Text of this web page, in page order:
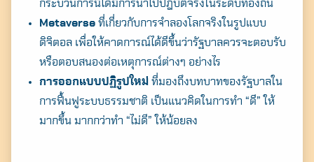
กระบวนการนี้ได้มีการนำไปปฎิบัติจริงในระดับท้องถิ่น
Metaverse ที่เกี่ยวกับการจำลองโลกจริงในรูปแบบ
ดิจิตอล เพื่อให้คาดการณ์ได้ดีขึ้นว่ารัฐบาลควรจะตอบรับ
หรือตอบสนองต่อเหตุการณ์ต่างๆ อย่างไร
การออกแบบปฏิรูปใหม่ ที่มองถึงบทบาทของรัฐบาลใน
การฟื้นฟูระบบธรรมชาติ เป็นแนวคิดในการทำ “ดี” ให้
มากขึ้น มากกว่าทำ “ไม่ดี” ให้น้อยลง